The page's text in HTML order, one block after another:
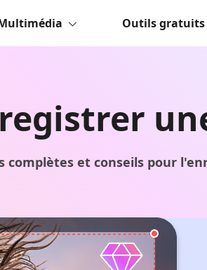
Outils gratuits
complètes et conseils pour